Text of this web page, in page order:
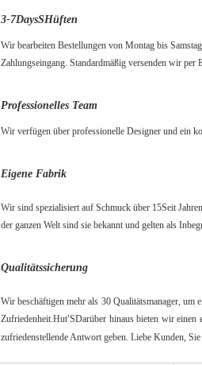
3-7DaysSHüften
Wir bearbeiten Bestellungen von Montag bis
Zahlungseingang. Standardmäßig versenden wir
Professionelles Team
Wir verfügen über professionelle Designer und ein
Eigene Fabrik
Wir sind spezialisiert auf Schmuck über 15Seit
der ganzen Welt sind sie bekannt und gelten als
Qualitätssicherung
Wir beschäftigen mehr als 30 Qualitätsmanager, um
Zufriedenheit.Hut'SDarüber hinaus bieten wir einen
zufriedenstellende Antwort geben. Liebe Kunden,